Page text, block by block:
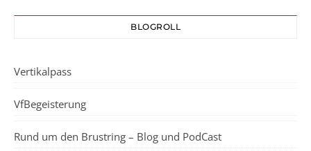
BLOGROLL
Vertikalpass
VfBegeisterung
Rund um den Brustring – Blog und PodCast